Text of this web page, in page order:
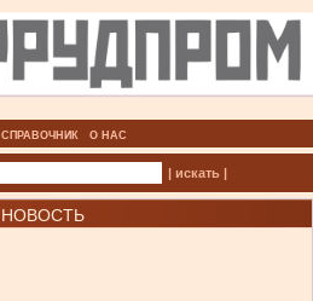
СПРАВОЧНИК О НАС
| искать |
НОВОСТЬ